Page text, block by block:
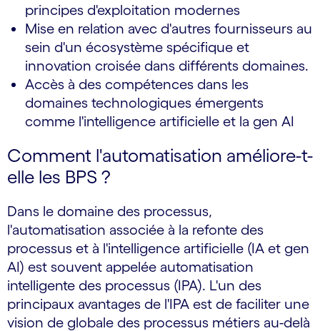
principes d'exploitation modernes
Mise en relation avec d'autres fournisseurs au
sein d'un écosystème spécifique et
innovation croisée dans différents domaines.
Accès à des compétences dans les
domaines technologiques émergents
comme l'intelligence artificielle et la gen AI
Comment l'automatisation améliore-t-
elle les BPS ?
Dans le domaine des processus,
l'automatisation associée à la refonte des
processus et à l'intelligence artificielle (IA et gen
AI) est souvent appelée automatisation
intelligente des processus (IPA). L'un des
principaux avantages de l'IPA est de faciliter une
vision de globale des processus métiers au-delà